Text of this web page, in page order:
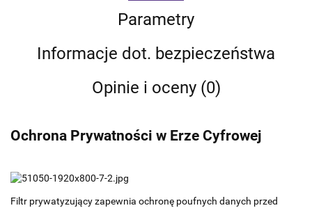
Parametry
Informacje dot. bezpieczeństwa
Opinie i oceny (0)
Ochrona Prywatności w Erze Cyfrowej
Filtr prywatyzujący zapewnia ochronę poufnych danych przed